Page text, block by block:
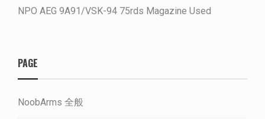
NPO AEG 9A91/VSK-94 75rds Magazine Used
PAGE
NoobArms 全般